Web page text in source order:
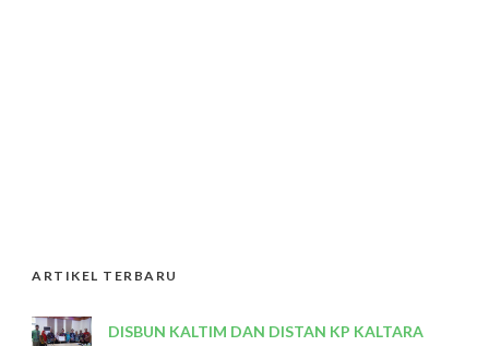
ARTIKEL TERBARU
DISBUN KALTIM DAN DISTAN KP KALTARA